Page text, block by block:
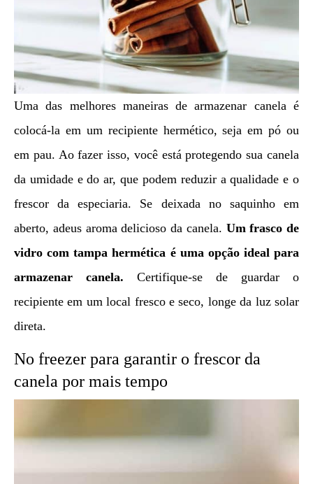
Uma das melhores maneiras de armazenar canela é
colocá-la em um recipiente hermético, seja em pó ou
em pau. Ao fazer isso, você está protegendo sua canela
da umidade e do ar, que podem reduzir a qualidade e o
frescor da especiaria. Se deixada no saquinho em
aberto, adeus aroma delicioso da canela. Um frasco de
vidro com tampa hermética é uma opção ideal para
armazenar canela. Certifique-se de guardar o
recipiente em um local fresco e seco, longe da luz solar
direta.
No freezer para garantir o frescor da
canela por mais tempo